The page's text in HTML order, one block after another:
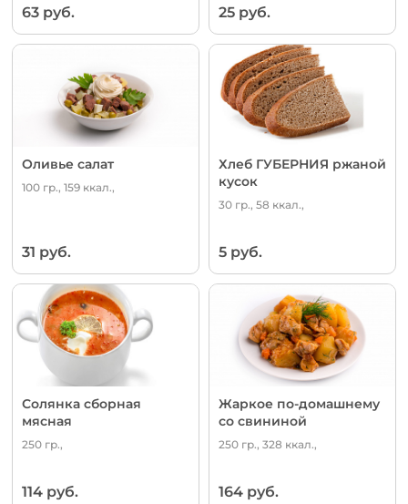
63 руб. 25 руб.
Оливье салат
100 гр., 159 ккал.,
31 руб.
Хлеб ГУБЕРНИЯ ржаной
кусок
30 гр., 58 ккал.,
5 руб.
Солянка сборная
мясная
250 гр.,
114 руб.
Жаркое по-домашнему
со свининой
250 гр., 328 ккал.,
164 руб.